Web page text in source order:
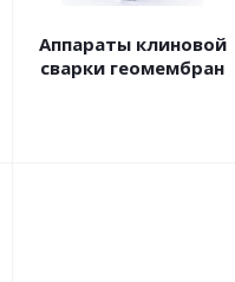
Аппараты клиновой
сварки геомембран